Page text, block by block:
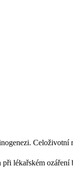
Celoživotní
lékařském